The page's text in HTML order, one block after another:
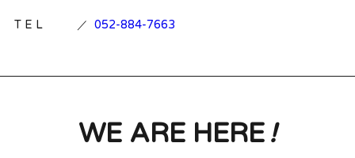
T E L ／ 052-884-7663
WE ARE HERE!